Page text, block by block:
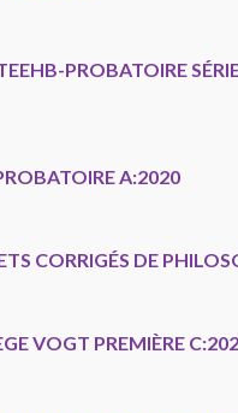
PROBATOIRE
A:2020
CORRIGÉS DE
VOGT PREMIÈRE